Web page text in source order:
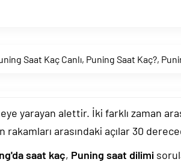
Saat Kaç Canlı, Puning Saat Kaç?,
yarayan alettir. İki farklı zaman
arasındaki açılar 30
saat kaç, Puning saat dilimi